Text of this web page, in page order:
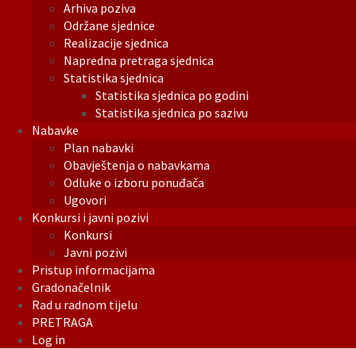
Arhiva poziva
Održane sjednice
Realizacije sjednica
Napredna pretraga sjednica
Statistika sjednica
Statistika sjednica po godini
Statistika sjednica po sazivu
Nabavke
Plan nabavki
Obavještenja o nabavkama
Odluke o izboru ponuđača
Ugovori
Konkursi i javni pozivi
Konkursi
Javni pozivi
Pristup informacijama
Gradonačelnik
Rad u radnom tijelu
PRETRAGA
Log in